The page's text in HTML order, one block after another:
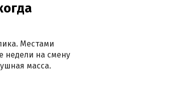
Местами
недели на смену
масса.